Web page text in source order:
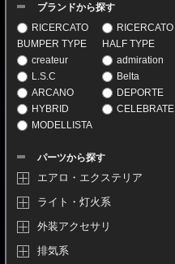
ブランドから探す
RICERCATO
BUMPER TYPE
RICERCATO
HALF TYPE
createur
admiration
L.S.C
Belta
ARCANO
DEPORTE
HYBRID
CELEBRATE
MODELLISTA
パーツから探す
エアロ・エクステリア
ライト・灯火系
外装アクセサリ
排気系